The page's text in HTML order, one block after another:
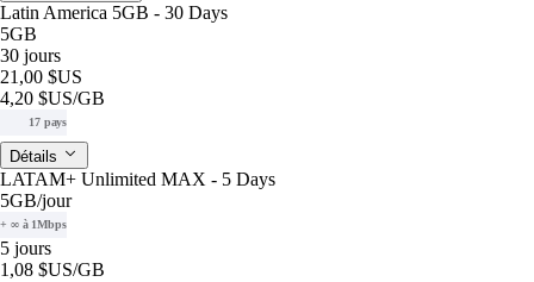
Latin America 5GB - 30 Days
5GB
30 jours
21,00 $US
4,20 $US/GB
17 pays
Détails
LATAM+ Unlimited MAX - 5 Days
5GB/jour
+ ∞ à 1Mbps
5 jours
1,08 $US/GB